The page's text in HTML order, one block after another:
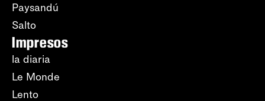
Paysandú
Salto
Impresos
la diaria
Le Monde
Lento